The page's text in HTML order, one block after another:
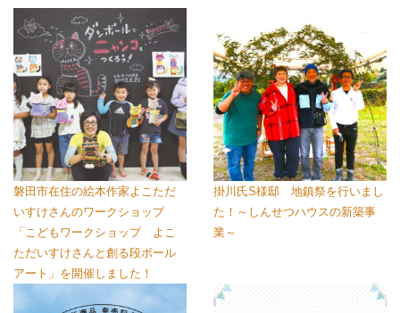
磐田市在住の絵本作家よこただ
いすけさんのワークショップ
「こどもワークショップ よこ
ただいすけさんと創る段ボール
アート」を開催しました！
掛川氏S様邸 地鎮祭を行いまし
た！～しんせつハウスの新築事
業～